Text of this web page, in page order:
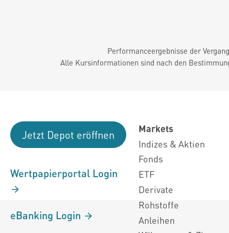
Performanceergebnisse der
Alle Kursinformationen sind nach den
Jetzt Depot eröffnen
Wertpapierportal Login
eBanking Login
Markets
Indizes & Aktien
Fonds
ETF
Derivate
Rohstoffe
Anleihen